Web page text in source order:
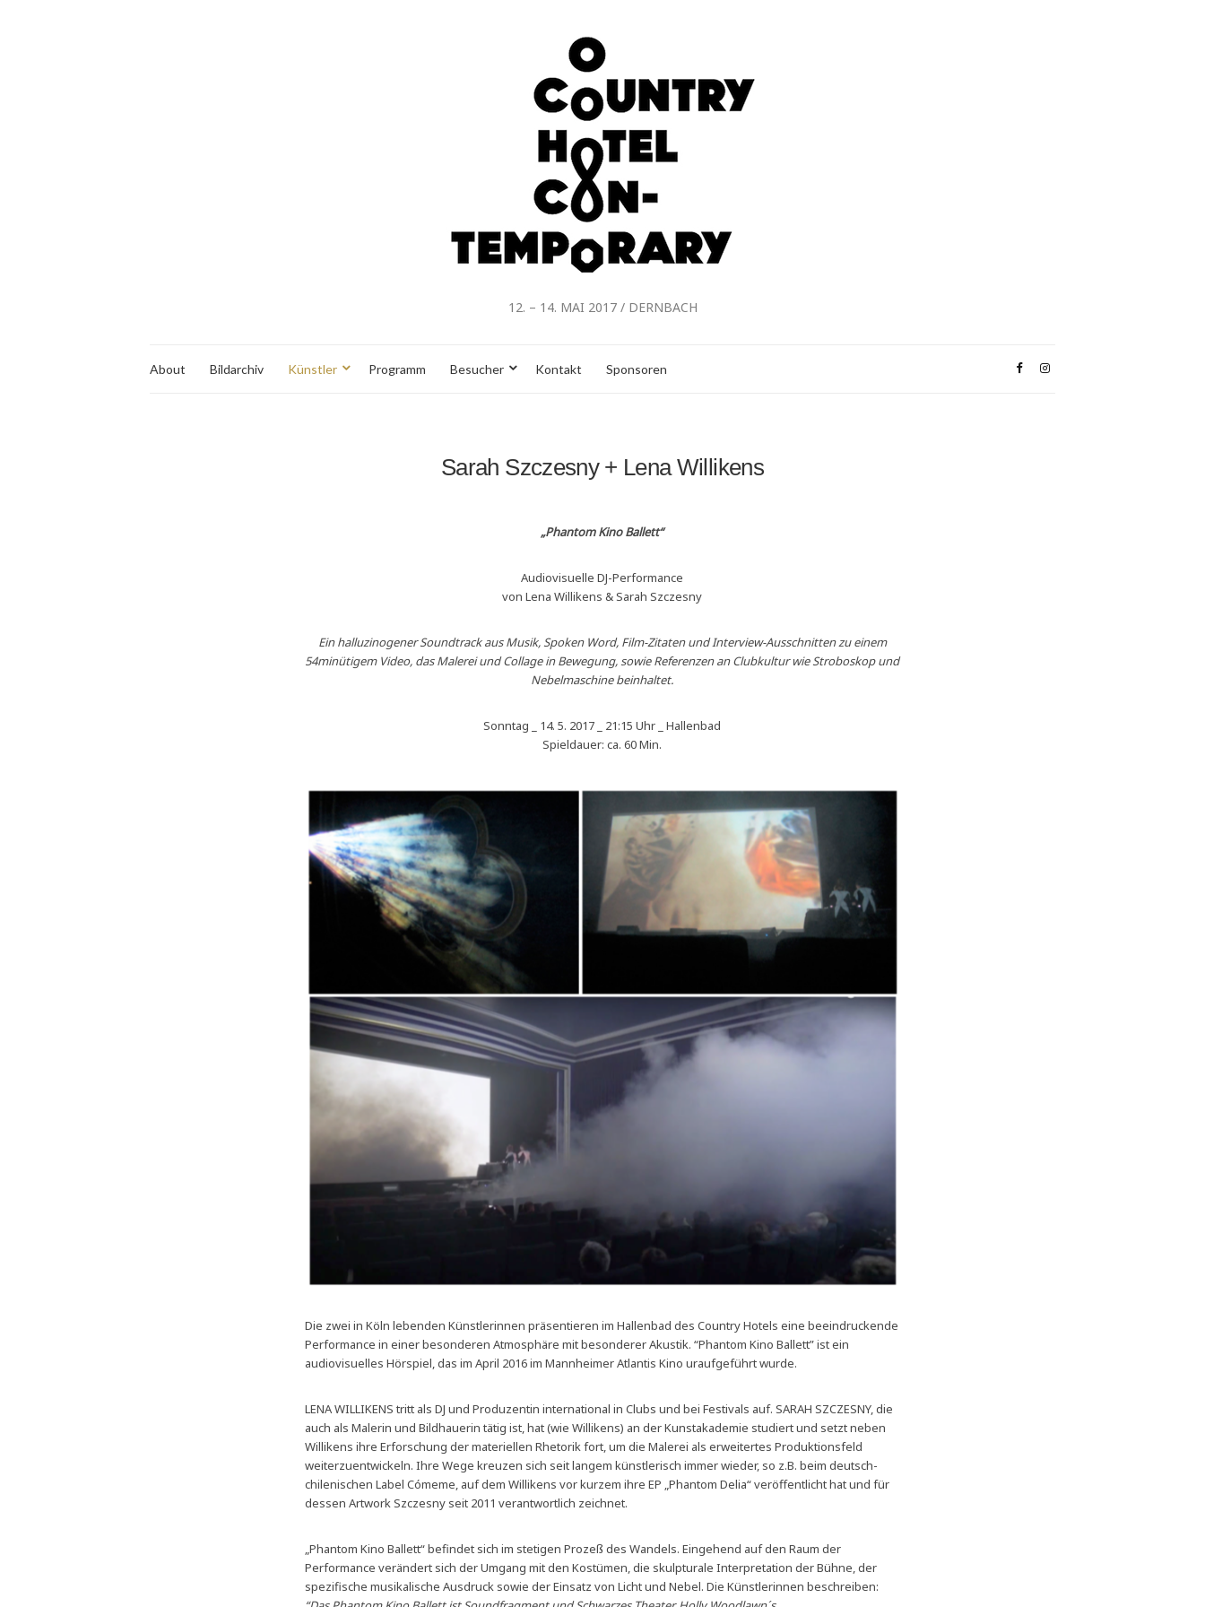
12. – 14. MAI 2017 / DERNBACH
About Bildarchiv Künstler Programm Besucher Kontakt Sponsoren
Sarah Szczesny + Lena Willikens
„Phantom Kino Ballett“
Audiovisuelle DJ-Performance
von Lena Willikens & Sarah Szczesny
Ein halluzinogener Soundtrack aus Musik, Spoken Word, Film-Zitaten und Interview-Ausschnitten zu einem
54minütigem Video, das Malerei und Collage in Bewegung, sowie Referenzen an Clubkultur wie Stroboskop und
Nebelmaschine beinhaltet.
Sonntag _ 14. 5. 2017 _ 21:15 Uhr _ Hallenbad
Spieldauer: ca. 60 Min.
Die zwei in Köln lebenden Künstlerinnen präsentieren im Hallenbad des Country Hotels eine beeindruckende
Performance in einer besonderen Atmosphäre mit besonderer Akustik. “Phantom Kino Ballett” ist ein
audiovisuelles Hörspiel, das im April 2016 im Mannheimer Atlantis Kino uraufgeführt wurde.
LENA WILLIKENS tritt als DJ und Produzentin international in Clubs und bei Festivals auf. SARAH SZCZESNY, die
auch als Malerin und Bildhauerin tätig ist, hat (wie Willikens) an der Kunstakademie studiert und setzt neben
Willikens ihre Erforschung der materiellen Rhetorik fort, um die Malerei als erweitertes Produktionsfeld
weiterzuentwickeln. Ihre Wege kreuzen sich seit langem künstlerisch immer wieder, so z.B. beim deutsch-
chilenischen Label Cómeme, auf dem Willikens vor kurzem ihre EP „Phantom Delia“ veröffentlicht hat und für
dessen Artwork Szczesny seit 2011 verantwortlich zeichnet.
„Phantom Kino Ballett“ befindet sich im stetigen Prozeß des Wandels. Eingehend auf den Raum der
Performance verändert sich der Umgang mit den Kostümen, die skulpturale Interpretation der Bühne, der
spezifische musikalische Ausdruck sowie der Einsatz von Licht und Nebel. Die Künstlerinnen beschreiben: